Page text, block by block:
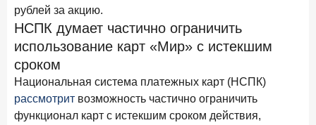
24 апреля 2026 года
Ипотека. Итоги работы крупнейших ипотечных банков
в марте 2026 года
15 апреля 2026 года ИССЛЕДОВАНИЕ
Рынок подписок 2026: от гонки за объёмами к битве за
привычку
рублей за акцию.
НСПК думает частично ограничить
использование карт «Мир» с истекшим
сроком
Национальная система платежных карт (НСПК)
рассмотрит возможность частично ограничить
функционал карт с истекшим сроком действия,